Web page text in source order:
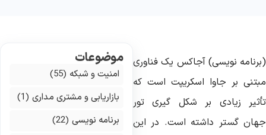
برنامه نویسی)آجاکس یک فناوری
بر جاوا اسکریپت است
که
زیادی بر شکل گیری
تور
گستر داشته است. در
این
موضوعات
امنیت و شبکه(55)
بازاریابی و مشتری مداری(1)
برنامه نویسی(22)